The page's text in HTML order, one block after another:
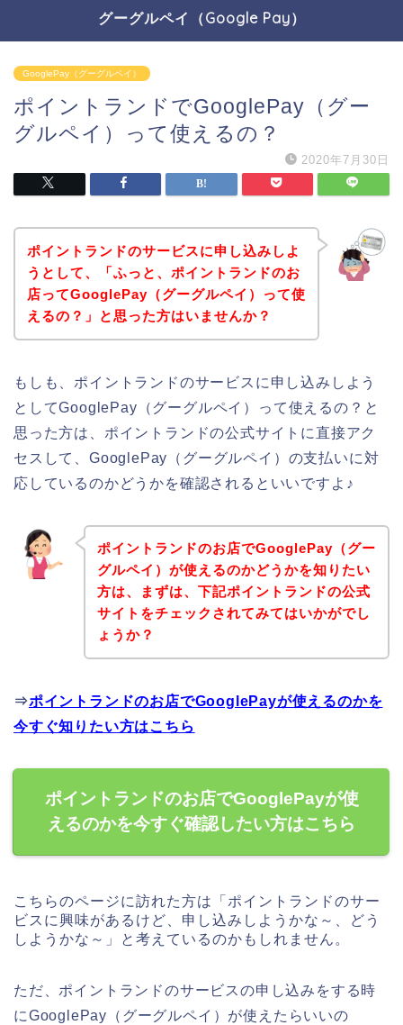
グーグルペイ（Google Pay）
GooglePay（グーグルペイ）
ポイントランドでGooglePay（グー
グルペイ）って使えるの？
2020年7月30日
ポイントランドのサービスに申し込みしよ
うとして、「ふっと、ポイントランドのお
店ってGooglePay（グーグルペイ）って使
えるの？」と思った方はいませんか？
もしも、ポイントランドのサービスに申し込みしよう
としてGooglePay（グーグルペイ）って使えるの？と
思った方は、ポイントランドの公式サイトに直接アク
セスして、GooglePay（グーグルペイ）の支払いに対
応しているのかどうかを確認されるといいですよ♪
ポイントランドのお店でGooglePay（グー
グルペイ）が使えるのかどうかを知りたい
方は、まずは、下記ポイントランドの公式
サイトをチェックされてみてはいかがでし
ょうか？
⇒ポイントランドのお店でGooglePayが使えるのかを
今すぐ知りたい方はこちら
ポイントランドのお店でGooglePayが使
えるのかを今すぐ確認したい方はこちら
こちらのページに訪れた方は「ポイントランドのサー
ビスに興味があるけど、申し込みしようかな～、どう
しようかな～」と考えているのかもしれません。
ただ、ポイントランドのサービスの申し込みをする時
にGooglePay（グーグルペイ）が使えたらいいの